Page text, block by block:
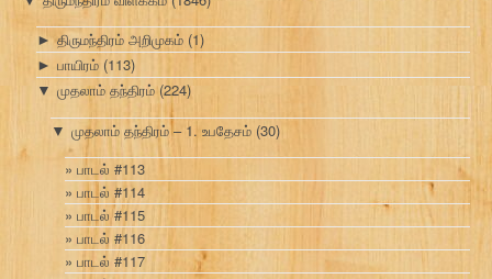
► திருமந்திரம் அறிமுகம் (1)
► பாயிரம் (113)
▼ முதலாம் தந்திரம் (224)
▼ முதலாம் தந்திரம் – 1. உபதேசம் (30)
பாடல் #113
பாடல் #114
பாடல் #115
பாடல் #116
பாடல் #117